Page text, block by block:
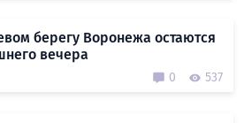
берегу Воронежа остаются
вечера
0 537